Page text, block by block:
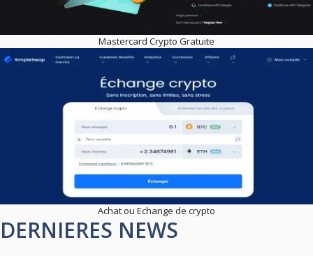
Mastercard Crypto Gratuite
Achat ou Echange de crypto
DERNIERES NEWS